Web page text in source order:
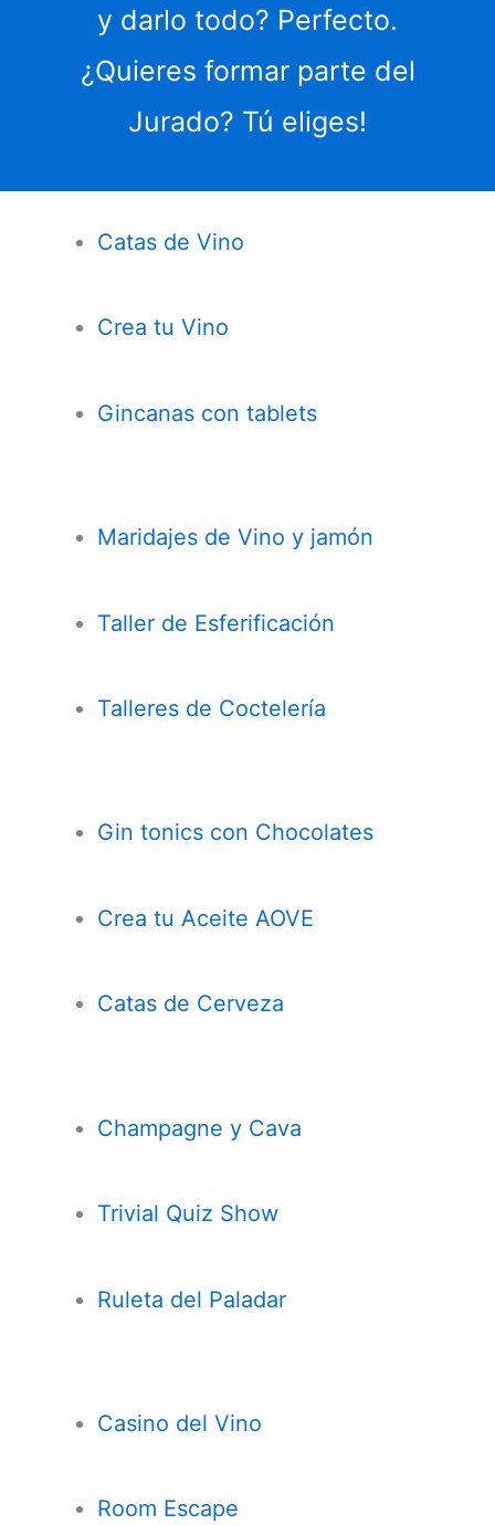
y darlo todo? Perfecto.
¿Quieres formar parte del
Jurado? Tú eliges!
Catas de Vino
Crea tu Vino
Gincanas con tablets
Maridajes de Vino y jamón
Taller de Esferificación
Talleres de Coctelería
Gin tonics con Chocolates
Crea tu Aceite AOVE
Catas de Cerveza
Champagne y Cava
Trivial Quiz Show
Ruleta del Paladar
Casino del Vino
Room Escape